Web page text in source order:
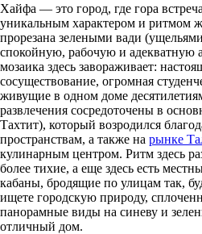
Хайфа — это город, где гора
уникальным характером и ритмом
прорезана зелеными вади
спокойную, рабочую и адекватную
мозаика здесь завораживает:
сосуществование, огромная
живущие в одном доме
развлечения сосредоточены в
Тахтит), который возродился
пространствам, а также на рынке
кулинарным центром. Ритм здесь
более тихие, а еще здесь есть
кабаны, бродящие по улицам так,
ищете городскую природу,
панорамные виды на синеву и
отличный дом.